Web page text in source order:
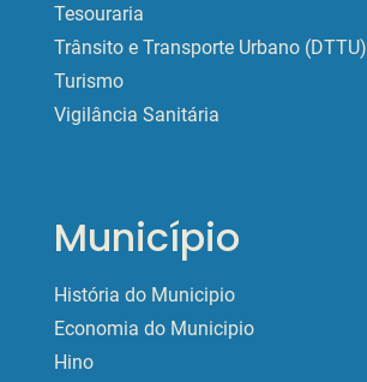
Tesouraria
Trânsito e Transporte Urbano (DTTU)
Turismo
Vigilância Sanitária
Município
História do Municipio
Economia do Municipio
Hino